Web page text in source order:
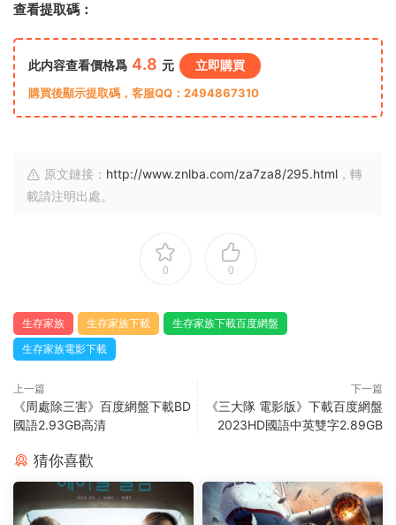
查看提取碼：
此内容查看價格爲 4.8 元 立即購買
購買後顯示提取碼，客服QQ：2494867310
原文鏈接： http://www.znlba.com/za7za8/295.html ，轉
載請注明出處。
0 0
生存家族 生存家族下載
生存家族下載百度網盤
生存家族電影下載
上一篇
《周處除三害》百度網盤下載BD
國語2.93GB高清
下一篇
《三大隊 電影版》下載百度網盤
2023HD國語中英雙字2.89GB
猜你喜歡